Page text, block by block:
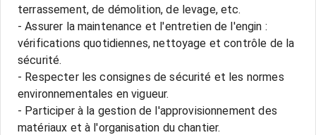
terrassement, de démolition, de levage, etc.
- Assurer la maintenance et l'entretien de l'engin :
vérifications quotidiennes, nettoyage et contrôle de la
sécurité.
- Respecter les consignes de sécurité et les normes
environnementales en vigueur.
- Participer à la gestion de l'approvisionnement des
matériaux et à l'organisation du chantier.